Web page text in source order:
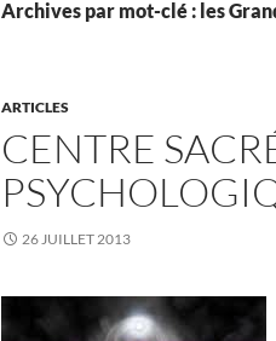
Archives par mot-clé : les
ARTICLES
CENTRE
26 JUILLET 2013